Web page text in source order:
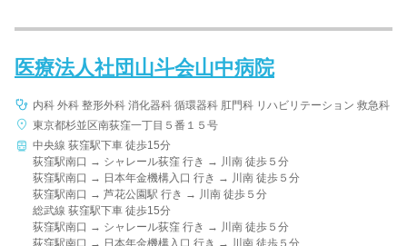
医療法人社団山斗会山中病院
内科 外科 整形外科 消化器科 循環器科 肛門科 リハビリテーション 救急科
東京都杉並区南荻窪一丁目５番１５号
中央線 荻窪駅下車 徒歩15分
荻窪駅南口 → シャレール荻窪 行き → 川南 徒歩５分
荻窪駅南口 → 日本年金機構入口 行き → 川南 徒歩５分
荻窪駅南口 → 芦花公園駅 行き → 川南 徒歩５分
総武線 荻窪駅下車 徒歩15分
荻窪駅南口 → シャレール荻窪 行き → 川南 徒歩５分